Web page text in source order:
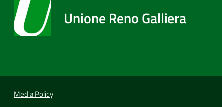
Unione Reno Galliera
Media Policy